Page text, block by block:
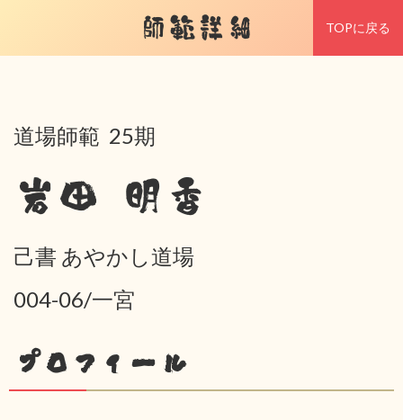
師範詳細 TOPに戻る
道場師範 25期
岩田 明香
己書 あやかし道場
004-06/一宮
プロフィール